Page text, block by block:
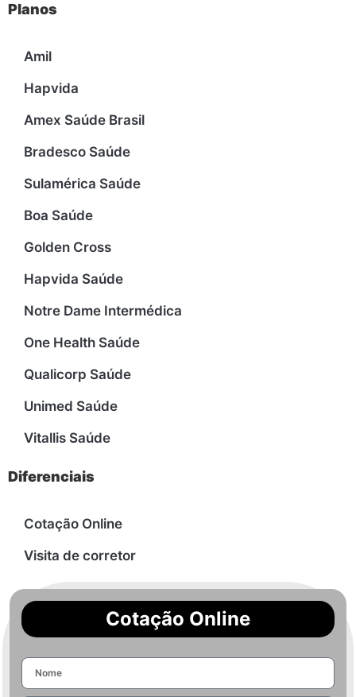
Planos
Amil
Hapvida
Amex Saúde Brasil
Bradesco Saúde
Sulamérica Saúde
Boa Saúde
Golden Cross
Hapvida Saúde
Notre Dame Intermédica
One Health Saúde
Qualicorp Saúde
Unimed Saúde
Vitallis Saúde
Diferenciais
Cotação Online
Visita de corretor
Cotação Online